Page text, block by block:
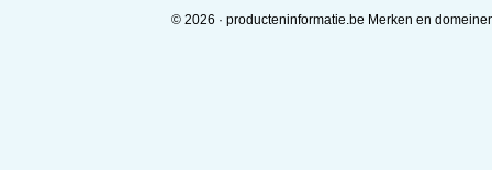
© 2026 · producteninformatie.be Merken en